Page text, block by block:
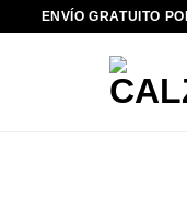
ENVÍO GRATUITO